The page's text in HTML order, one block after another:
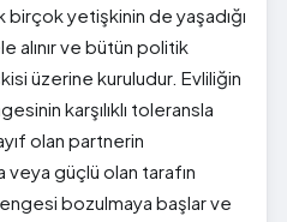
birçok yetişkinin de yaşadığı
alınır ve bütün politik
üzerine kuruludur. Evliliğin
karşılıklı toleransla
olan partnerin
veya güçlü olan tarafın
bozulmaya başlar ve